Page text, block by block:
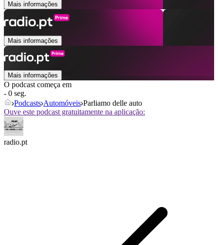
Mais informações
Mais informações
Mais informações
O podcast começa em
- 0 seg.
Podcasts Automóveis Parliamo delle auto
Ouve este podcast gratuitamente na aplicação:
radio.pt